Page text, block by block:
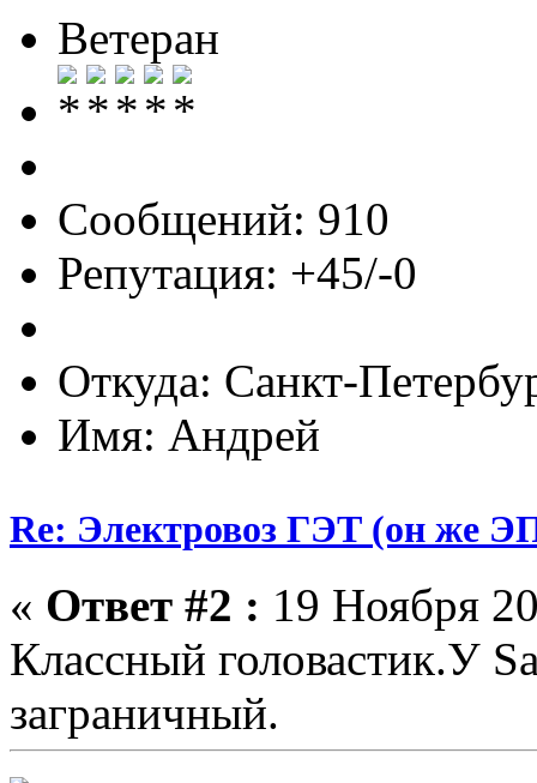
Ветеран
Сообщений: 910
Репутация: +45/-0
Откуда: Cанкт-
Имя: Андрей
Re: Электровоз ГЭТ (он же
« Ответ #2 : 19 Ноября
Классный головастик.У
заграничный.